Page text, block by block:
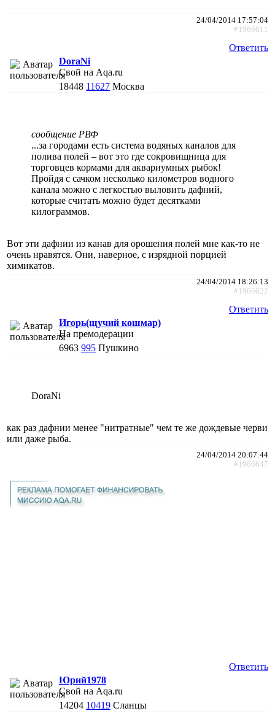
24/04/2014 17:57:04
#1966611
Ответить
DoraNi
Свой на Aqa.ru
18448 11627 Москва
сообщение РВФ
...за городами есть система водяных каналов для
полива полей – вот это где сокровищница для
торговцев кормами для аквариумных рыбок!
Пройдя с сачком несколько километров водного
канала можно с легкостью выловить дафний,
которые считать можно будет десятками
килограммов.
Вот эти дафнии из канав для орошения полей мне как-то не
очень нравятся. Они, наверное, с изрядной порцией
химикатов.
24/04/2014 18:26:13
#1966622
Ответить
Игорь(щучий кошмар)
На премодерации
6963 995 Пушкино
DoraNi
как раз дафнии менее "нитратные" чем те же дождевые черви
или даже рыба.
24/04/2014 20:07:44
#1966647
Ответить
Юрий1978
Свой на Aqa.ru
14204 10419 Сланцы